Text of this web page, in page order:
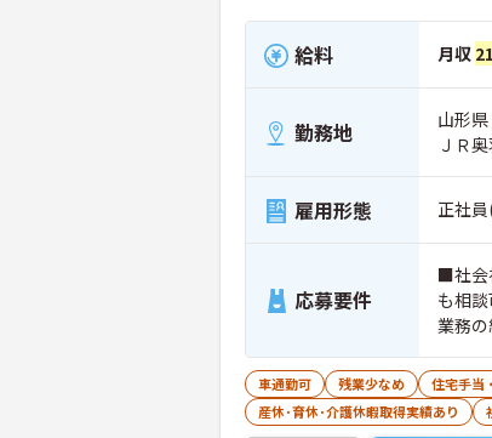
給料 月収
勤務地
山形
ＪＲ
雇用形態 正社
応募要件
■社会
も相
業務
車通勤可 残業少なめ 住宅手当
産休･育休･介護休暇取得実績あり